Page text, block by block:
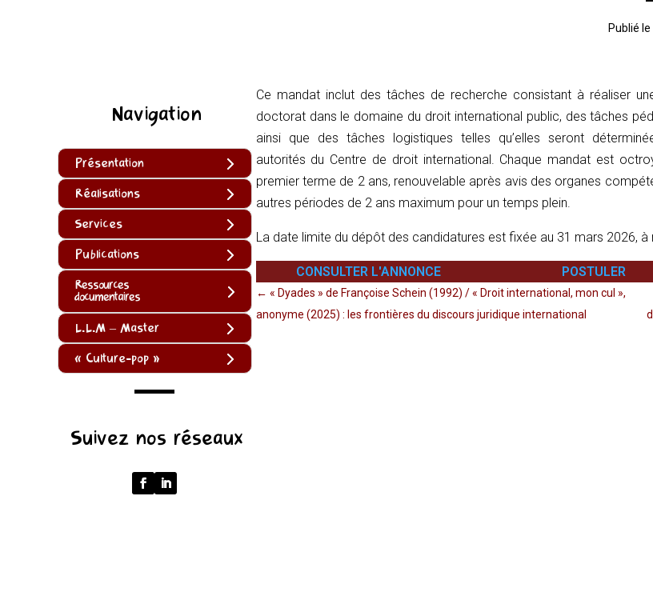
Publié
Navigation
Présentation
Réalisations
Services
Publications
Ressources
documentaires
L.L.M – Master
« Culture-pop »
Suivez nos réseaux
Ce mandat inclut des tâches de recherche consistant à réaliser
doctorat dans le domaine du droit international public, des tâches
ainsi que des tâches logistiques telles qu’elles seront
autorités du Centre de droit international. Chaque mandat est
premier terme de 2 ans, renouvelable après avis des organes
autres périodes de 2 ans maximum pour un temps plein.
La date limite du dépôt des candidatures est fixée au 31 mars 2026, à
CONSULTER L'ANNONCE POSTULER
← « Dyades » de Françoise Schein (1992) / « Droit international, mon cul »,
anonyme (2025) : les frontières du discours juridique international